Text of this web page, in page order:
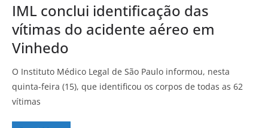
IML conclui identificação das
vítimas do acidente aéreo em
Vinhedo
O Instituto Médico Legal de São Paulo informou, nesta
quinta-feira (15), que identificou os corpos de todas as 62
vítimas